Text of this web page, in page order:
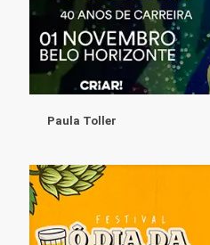
Paula Toller